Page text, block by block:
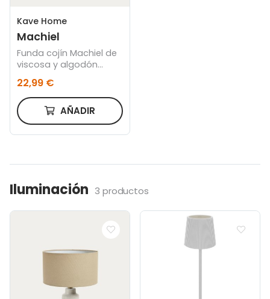
Kave Home
Machiel
Funda cojín Machiel de
viscosa y algodón
50 cm
22,99 €
AÑADIR
Iluminación 3 productos